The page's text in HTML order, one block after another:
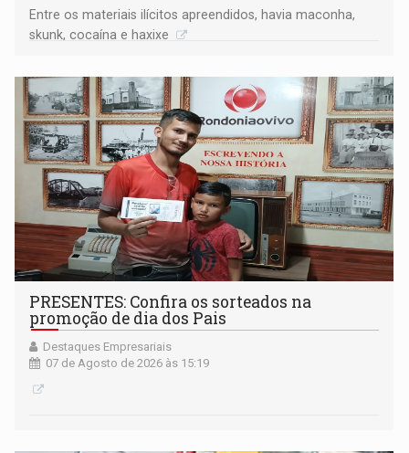
Entre os materiais ilícitos apreendidos, havia maconha,
skunk, cocaína e haxixe
PRESENTES: Confira os sorteados na
promoção de dia dos Pais
Destaques Empresariais
07 de Agosto de 2026 às 15:19